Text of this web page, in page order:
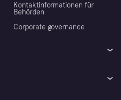
Kontaktinformationen für
Behörden
Corporate governance